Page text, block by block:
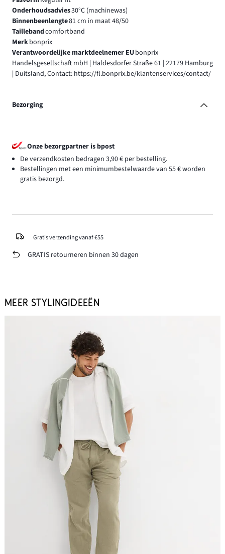
Onderhoudsadvies30°C (machinewas)
Binnenbeenlengte81 cm in maat 48/50
Taillebandcomfortband
Merkbonprix
Verantwoordelijke marktdeelnemer EUbonprix
Handelsgesellschaft mbH | Haldesdorfer Straße 61 | 22179 Hamburg
| Duitsland, Contact: https://fl.bonprix.be/klantenservices/contact/
Bezorging
Onze bezorgpartner is bpost
De verzendkosten bedragen 3,90 € per bestelling.
Bestellingen met een minimumbestelwaarde van 55 € worden
gratis bezorgd.
Gratis verzending vanaf €55
GRATIS retourneren binnen 30 dagen
MEER STYLINGIDEEËN